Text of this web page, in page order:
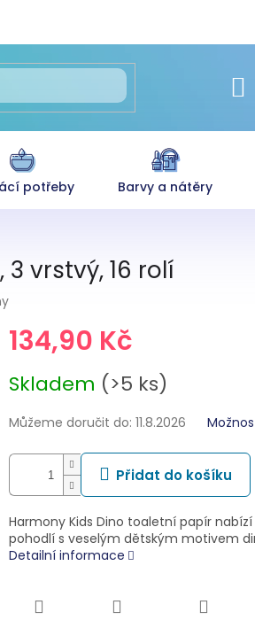
potřeby Barvy a nátěry
vrstvý, 16 rolí
134,90 Kč
cena:
Skladem (>5 ks)
Můžeme doručit do: 11.8.2026
Přidat do košíku
Harmony Kids Dino toaletní papír
pohodlí s veselým dětským motivem
Detailní informace